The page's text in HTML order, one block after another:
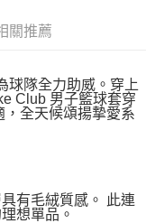
關推薦
球隊全力助威。穿上
Club 男子籃球套穿
全天候頌揚摯愛系
有毛絨質感。 此連
想單品。